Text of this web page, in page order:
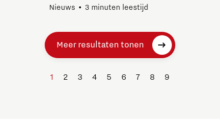
Nieuws 3 minuten leestijd
Meer resultaten tonen
1 2 3 4 5 6 7 8 9